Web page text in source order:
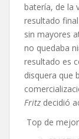
batería, de la
resultado
sin mayores
no quedaba
resultado es
disquera que
Fritz decidió
Top de